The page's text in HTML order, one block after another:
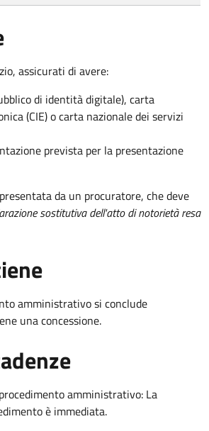
assicurati di avere:
di identità digitale), carta
(CIE) o carta nazionale dei servizi
prevista per la presentazione
da un procuratore, che deve
sostitutiva dell'atto di notorietà resa
amministrativo si conclude
una concessione.
amministrativo: La
è immediata.